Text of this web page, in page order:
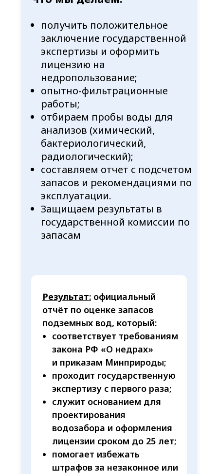
получить положительное
заключение государственной
экспертизы и оформить
лицензию на
недропользование;
опытно-фильтрационные
работы;
отбираем пробы воды для
анализов (химический,
бактериологический,
радиологический);
составляем отчет с подсчетом
запасов и рекомендациями по
эксплуатации.
Защищаем результаты в
государственной комиссии по
запасам
Результат: официальный
отчёт по оценке запасов
подземных вод, который:
соответствует требованиям
закона РФ «О недрах»
и приказам Минприроды;
проходит государственную
экспертизу с первого раза;
служит основанием для
проектирования
водозабора и оформления
лицензии сроком до 25 лет;
помогает избежать
штрафов за незаконное или